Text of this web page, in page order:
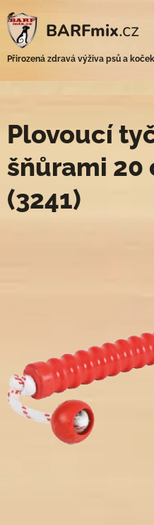
BARFmix.cz
Přirozená zdravá výživa psů a koček
Plovoucí
šňůrami
(3241)